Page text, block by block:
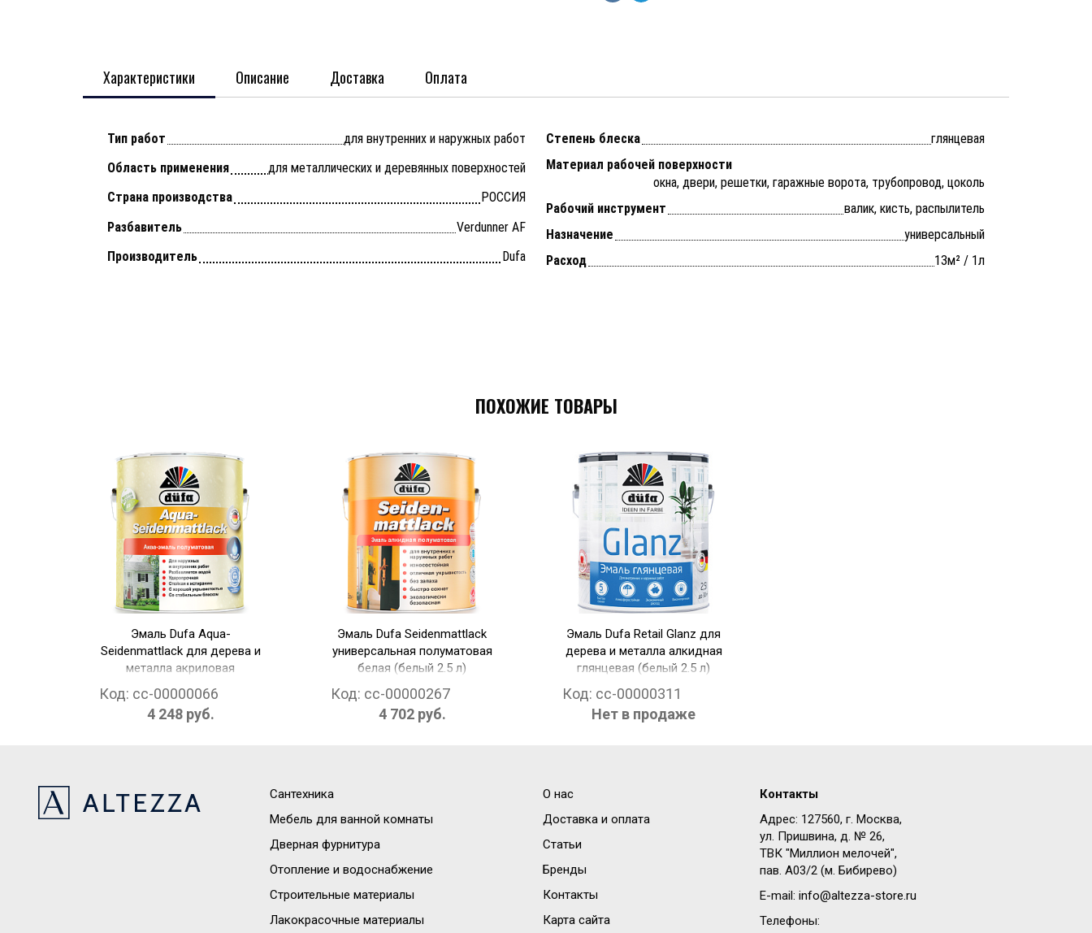
Характеристики Описание Доставка Оплата
Тип работ
для внутренних и наружных работ
Область применения
для металлических и деревянных поверхностей
Страна производства
РОССИЯ
Разбавитель
Verdunner AF
Производитель
Dufa
Степень блеска
глянцевая
Материал рабочей поверхности
окна, двери, решетки, гаражные ворота, трубопровод, цоколь
Рабочий инструмент
валик, кисть, распылитель
Назначение
универсальный
Расход
13м² / 1л
ПОХОЖИЕ ТОВАРЫ
Эмаль Dufa Aqua-
Seidenmattlack для дерева и
металла акриловая
2.5 л)
Код: cc-00000066
4 248 руб.
Эмаль Dufa Seidenmattlack
универсальная полуматовая
белая (белый 2.5 л)
Код: cc-00000267
4 702 руб.
Эмаль Dufa Retail Glanz для
дерева и металла алкидная
глянцевая (белый 2.5 л)
Код: cc-00000311
Нет в продаже
Сантехника
Мебель для ванной комнаты
Дверная фурнитура
Отопление и водоснабжение
Строительные материалы
Лакокрасочные материалы
О нас
Доставка и оплата
Статьи
Бренды
Контакты
Карта сайта
Контакты
Адрес: 127560, г. Москва,
ул. Пришвина, д. № 26,
ТВК "Миллион мелочей",
пав. A03/2 (м. Бибирево)
E-mail: info@altezza-store.ru
Телефоны: